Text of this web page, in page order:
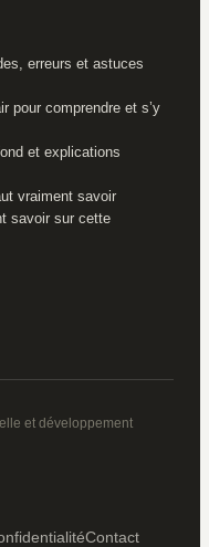
erreurs et astuces
pour comprendre et s’y
et explications
vraiment savoir
savoir sur cette
et développement
Contact